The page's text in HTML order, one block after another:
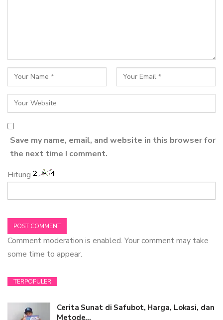
Save my name, email, and website in this browser for
the next time I comment.
Hitung
Comment moderation is enabled. Your comment may take
some time to appear.
TERPOPULER
Cerita Sunat di Safubot, Harga, Lokasi, dan
Metode…